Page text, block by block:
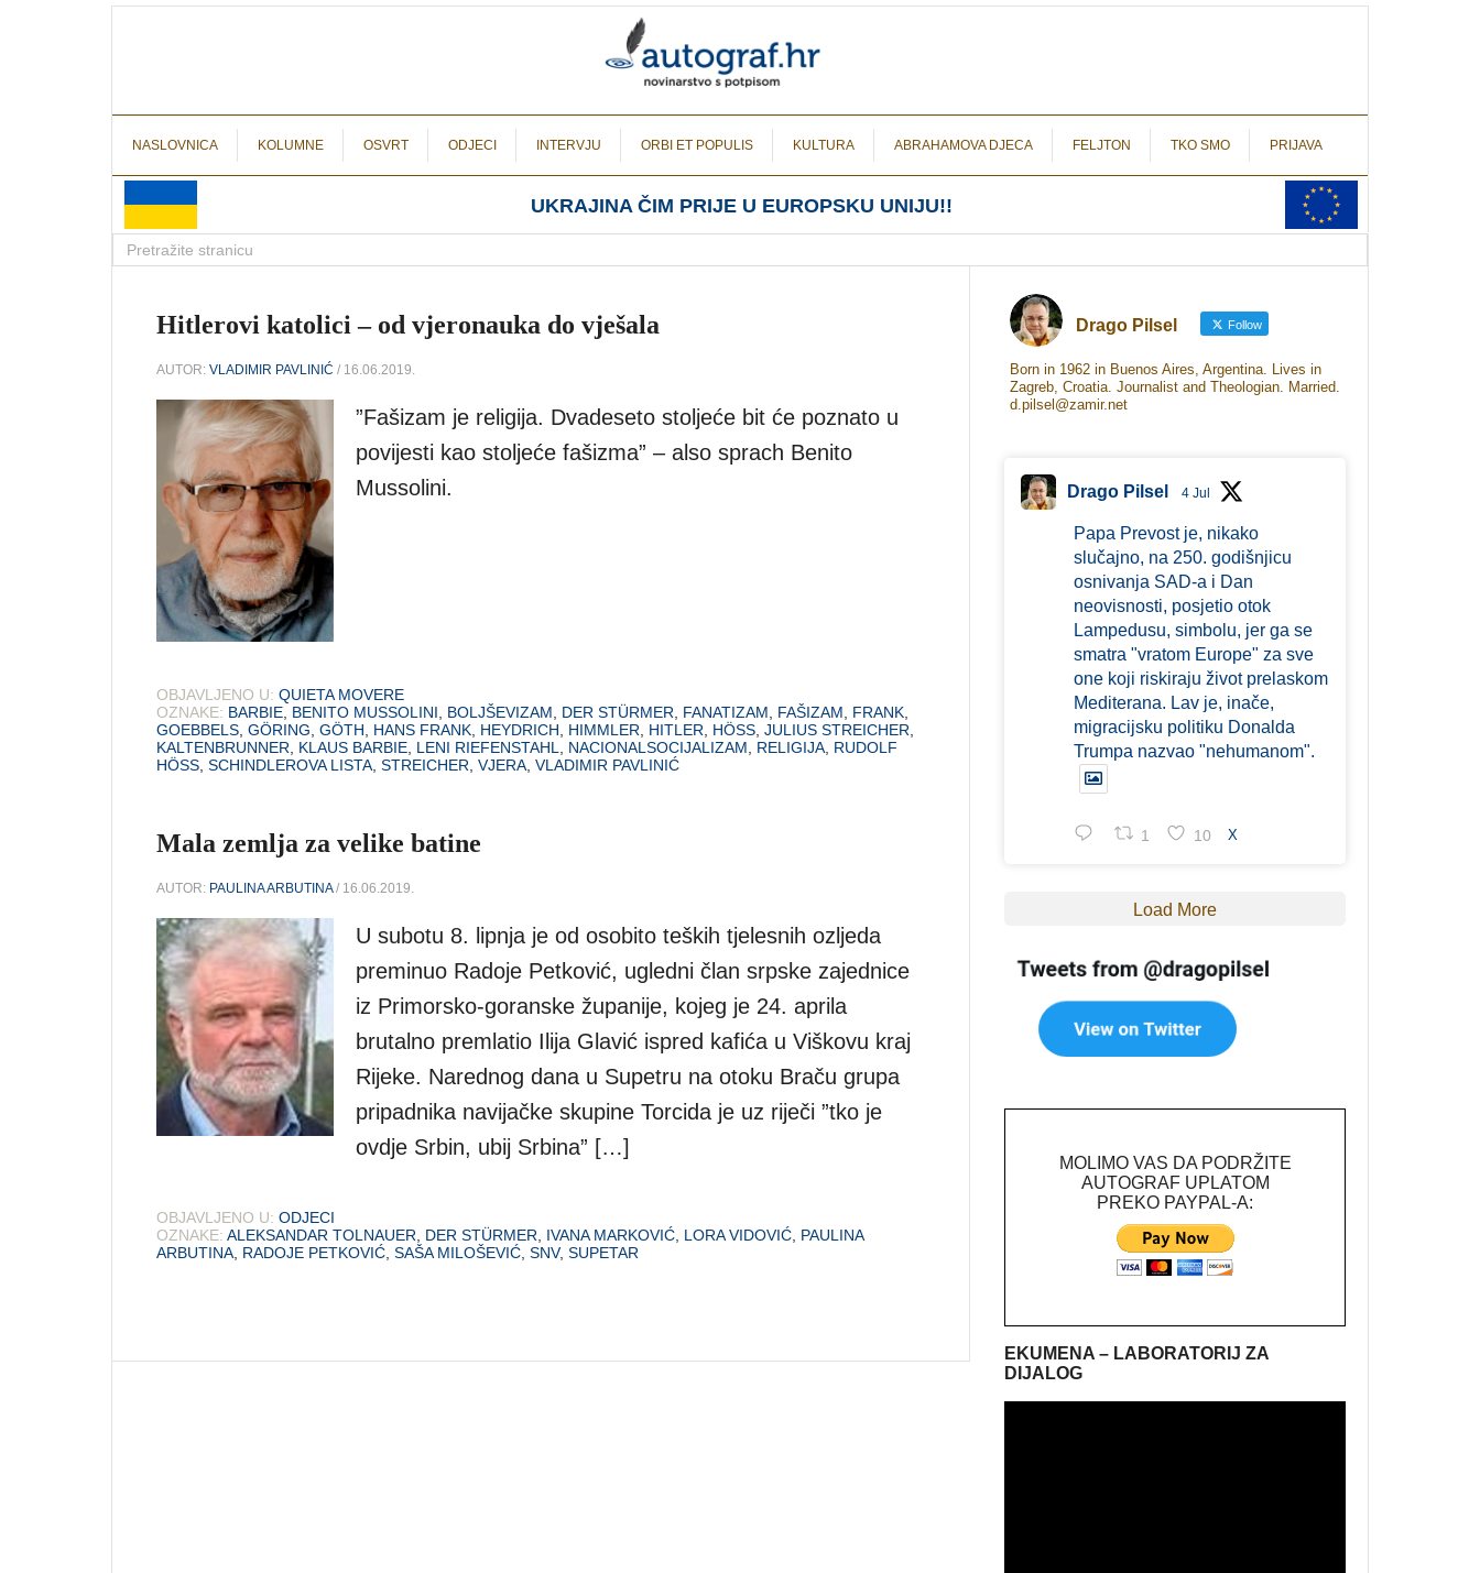
NASLOVNICA KOLUMNE OSVRT ODJECI INTERVJU ORBI ET POPULIS KULTURA ABRAHAMOVA DJECA FELJTON TKO SMO PRIJAVA
UKRAJINA ČIM PRIJE U EUROPSKU UNIJU!!
Hitlerovi katolici – od vjeronauka do vješala
AUTOR: VLADIMIR PAVLINIĆ / 16.06.2019.
”Fašizam je religija. Dvadeseto stoljeće bit će poznato u
povijesti kao stoljeće fašizma” – also sprach Benito
Mussolini.
OBJAVLJENO U: QUIETA MOVERE
OZNAKE: BARBIE BENITO MUSSOLINI BOLJŠEVIZAM DER STÜRMER FANATIZAM FAŠIZAM FRANK
GOEBBELS GÖRING GÖTH HANS FRANK HEYDRICH HIMMLER HITLER HÖSS JULIUS STREICHER
KALTENBRUNNER
KLAUS BARBIE LENI RIEFENSTAHL NACIONALSOCIJALIZAM RELIGIJA RUDOLF
HÖSS SCHINDLEROVA LISTA STREICHER VJERA VLADIMIR PAVLINIĆ
Mala zemlja za velike batine
AUTOR: PAULINA ARBUTINA/ 16.06.2019.
U subotu 8. lipnja je od osobito teških tjelesnih ozljeda
preminuo Radoje Petković, ugledni član srpske zajednice
iz Primorsko-goranske županije, kojeg je 24. aprila
brutalno premlatio Ilija Glavić ispred kafića u Viškovu kraj
Rijeke. Narednog dana u Supetru na otoku Braču grupa
pripadnika navijačke skupine Torcida je uz riječi ”tko je
ovdje Srbin, ubij Srbina” […]
OBJAVLJENO U: ODJECI
OZNAKE: ALEKSANDAR TOLNAUER DER STÜRMER IVANA MARKOVIĆ LORA VIDOVIĆ PAULINA
ARBUTINA RADOJE PETKOVIĆ SAŠA MILOŠEVIĆ SNV, SUPETAR
Drago Pilsel Follow
Born in 1962 in Buenos Aires, Argentina. Lives in
Zagreb, Croatia. Journalist and Theologian. Married.
d.pilsel@zamir.net
Drago Pilsel 4 Jul
Papa Prevost je, nikako
slučajno, na 250. godišnjicu
osnivanja SAD-a i Dan
neovisnosti, posjetio otok
Lampedusu, simbolu, jer ga se
smatra "vratom Europe" za sve
one koji riskiraju život prelaskom
Mediterana. Lav je, inače,
migracijsku politiku Donalda
Trumpa nazvao "nehumanom".
1 10 X
Load More
MOLIMO VAS DA PODRŽITE
AUTOGRAF UPLATOM
PREKO PAYPAL-A:
EKUMENA – LABORATORIJ ZA
DIJALOG